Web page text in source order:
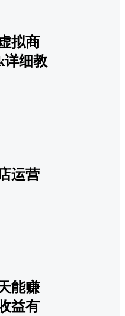
拟商
详细教
运营
能赚
益有